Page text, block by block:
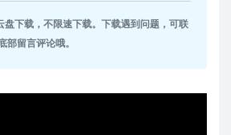
盘下载，不限速下载。下载遇到问题，可联
部留言评论哦。